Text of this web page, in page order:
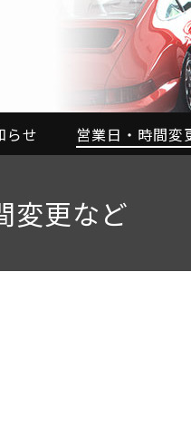
らせ 営業日・時間変
変更など